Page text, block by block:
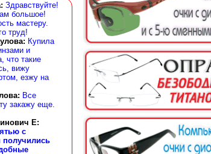
: Здравствуйте!
большое!
мастеру.
труд!
: Купила
и
что такие
вижу
езжу на
: Все
закажу еще.
Е:
с